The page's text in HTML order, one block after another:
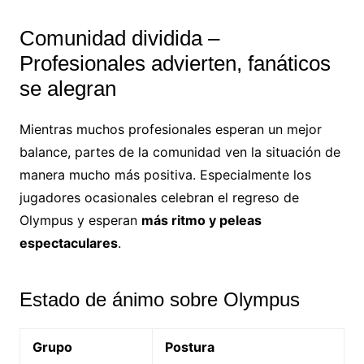
Comunidad dividida –
Profesionales advierten, fanáticos
se alegran
Mientras muchos profesionales esperan un mejor
balance, partes de la comunidad ven la situación de
manera mucho más positiva. Especialmente los
jugadores ocasionales celebran el regreso de
Olympus y esperan más ritmo y peleas
espectaculares.
Estado de ánimo sobre Olympus
Grupo Postura